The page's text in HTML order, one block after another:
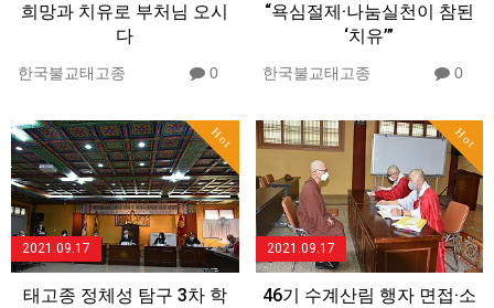
희망과 치유로 부처님 오시
다
한국불교태고종 0
“욕심절제·나눔실천이 참된
‘치유’”
한국불교태고종 0
Hot
2021.09.17
태고종 정체성 탐구 3차 학
Hot
2021.09.17
46기 수계산림 행자 면접·소